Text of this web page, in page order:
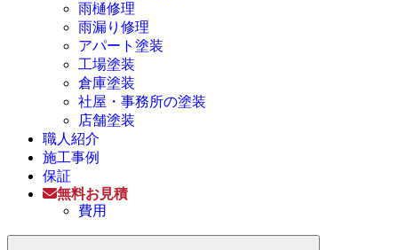
雨樋修理
雨漏り修理
アパート塗装
工場塗装
倉庫塗装
社屋・事務所の塗装
店舗塗装
職人紹介
施工事例
保証
無料お見積
費用